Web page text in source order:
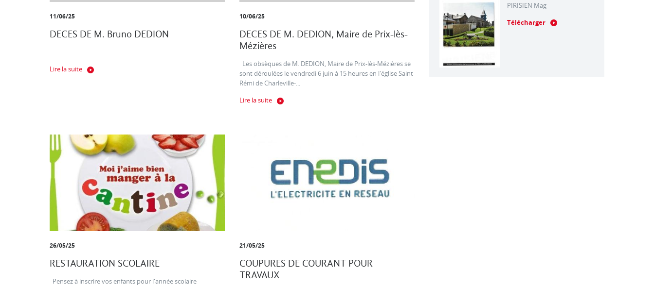
11/06/25
DECES DE M. Bruno DEDION
Lire la suite
10/06/25
DECES DE M. DEDION, Maire de Prix-lès-
Mézières
Les obsèques de M. DEDION, Maire de Prix-lès-Mézières se
sont déroulées le vendredi 6 juin à 15 heures en l'église Saint
Rémi de Charleville-...
Lire la suite
26/05/25
RESTAURATION SCOLAIRE
Pensez à inscrire vos enfants pour l'année scolaire
21/05/25
COUPURES DE COURANT POUR
TRAVAUX
PIRISIEN Mag
Télécharger